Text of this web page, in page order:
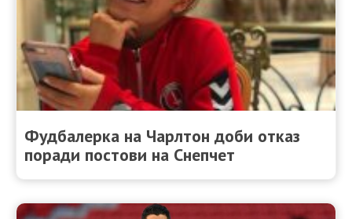
Фудбалерка на Чарлтон доби отказ
поради постови на Снепчет